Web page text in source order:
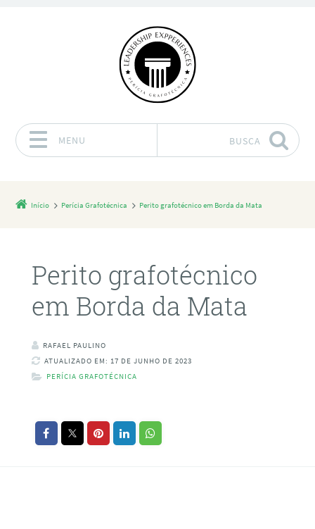
MENU BUSCA
Início Perícia Grafotécnica Perito grafotécnico em Borda da Mata
Perito grafotécnico
em Borda da Mata
RAFAEL PAULINO
ATUALIZADO EM: 17 DE JUNHO DE 2023
PERÍCIA GRAFOTÉCNICA